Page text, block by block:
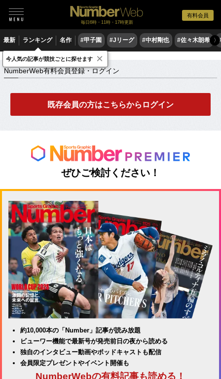
有料会員
毎日6時・11時・17時更新
最新 ランキング 名作 #甲子園 #Jリーグ #中村剛也 #佐々木朗希 〉
NumberWeb有料会員登録・ログイン
NumberWeb有料会員登録・ログイン
既存会員の方はこちらからログイン
ぜひご検討ください！
約10,000本の「Number」記事が読み放題
ビューワー機能で最新号が発売前日の夜から読める
独自のインタビュー動画やポッドキャストも配信
会員限定プレゼントやイベント開催も
NumberWebの有料記事も読める！
今人気の記事が競技ごとに探せます ×